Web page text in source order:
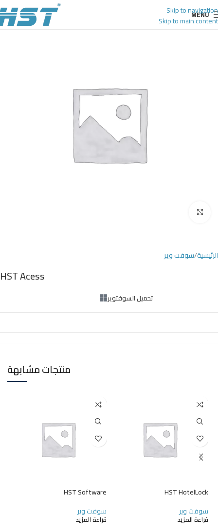
Skip to navigation
Skip to main content
MENU
الرئيسية سوفت وير
HST Acess
تحميل السوفتوير
منتجات مشابهة
HST HotelLock
سوفت وير
قراءة المزيد
HST Software
سوفت وير
قراءة المزيد